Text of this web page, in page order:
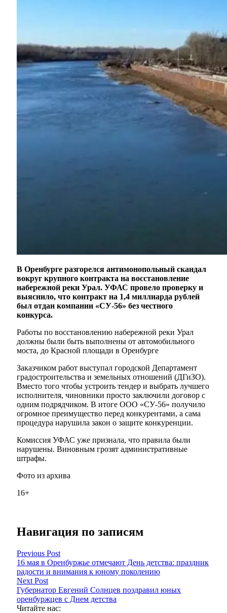
В Оренбурге разгорелся антимонопольный скандал
вокруг крупного контракта на восстановление
набережной реки Урал. УФАС провело проверку и
выяснило, что контракт на 1,4 миллиарда рублей
был отдан компании «СУ-56» без честного
конкурса.
Работы по восстановлению набережной реки Урал
должны были быть выполнены от автомобильного
моста, до Красной площади в Оренбурге
Заказчиком работ выступал городской Департамент
градостроительства и земельных отношений (ДГиЗО).
Вместо того чтобы устроить тендер и выбрать лучшего
исполнителя, чиновники просто заключили договор с
одним подрядчиком. В итоге ООО «СУ-56» получило
огромное преимущество перед конкурентами, а сама
процедура нарушила закон о защите конкуренции.
Комиссия УФАС уже признала, что правила были
нарушены. Виновным грозят административные
штрафы.
Фото из архива
16+
Навигация по записям
Previous Post
16 мая в Оренбуржье отмечают День детства: праздник
радости и внимания к юному поколению
Next Post
Губернатор Евгений Солнцев поздравил юных
оренбуржцев с Днем детства
Читайте нас: